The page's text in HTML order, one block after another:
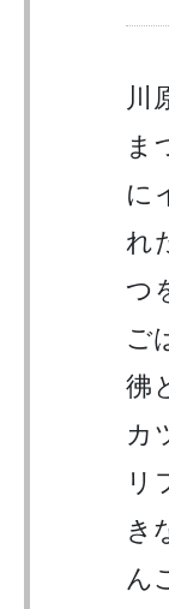
川
ま
に
れ
つ
ご
彿
カ
リ
き
ん